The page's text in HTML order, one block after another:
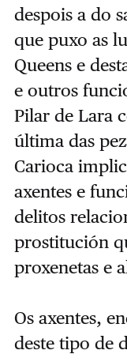
despois a do
que puxo as
Queens e
e outros
Pilar de Lara
última das
Carioca
axentes e
delitos
prostitución
proxenetas e
Os axentes,
deste tipo de